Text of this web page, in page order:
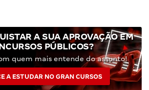
A SUA APROVAÇÃO EM
PÚBLICOS?
quem mais entende do assunto!
A ESTUDAR NO GRAN CURSOS